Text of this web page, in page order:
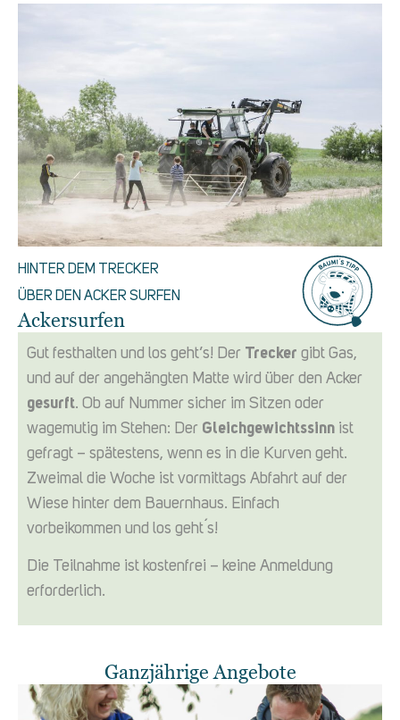
HINTER DEM TRECKER
ÜBER DEN ACKER SURFEN
Ackersurfen
Gut festhalten und los geht’s! Der Trecker gibt Gas,
und auf der angehängten Matte wird über den Acker
gesurft. Ob auf Nummer sicher im Sitzen oder
wagemutig im Stehen: Der Gleichgewichtssinn ist
gefragt – spätestens, wenn es in die Kurven geht.
Zweimal die Woche ist vormittags Abfahrt auf der
Wiese hinter dem Bauernhaus. Einfach
vorbeikommen und los geht´s!
Die Teilnahme ist kostenfrei – keine Anmeldung
erforderlich.
Ganzjährige Angebote